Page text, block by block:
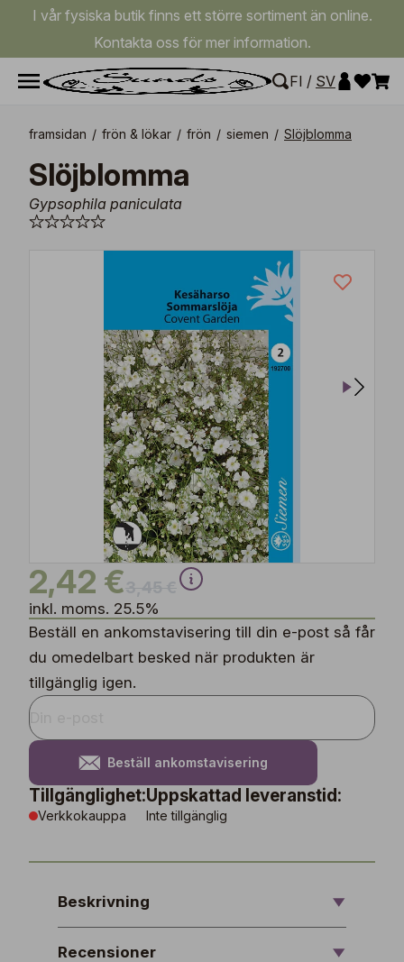
I vår fysiska butik finns ett större sortiment än online.
Kontakta oss för mer information.
FI / SV
framsidan / frön & lökar / frön / siemen / Slöjblomma
Slöjblomma
Gypsophila paniculata
2,42 €
inkl. moms. 25.5%
Beställ en ankomstavisering till din e-post så får
du omedelbart besked när produkten är
tillgänglig igen.
Beställ ankomstavisering
Tillgänglighet:
Verkkokauppa
Uppskattad leveranstid:
Inte tillgänglig
Beskrivning
Recensioner